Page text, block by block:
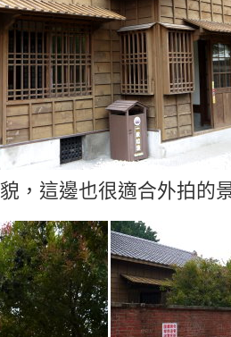
，這邊也很適合外拍的